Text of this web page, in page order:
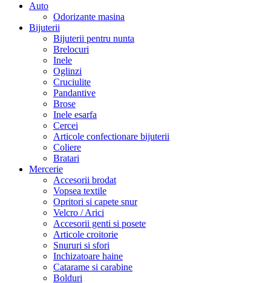
Auto
Odorizante masina
Bijuterii
Bijuterii pentru nunta
Brelocuri
Inele
Oglinzi
Cruciulite
Pandantive
Brose
Inele esarfa
Cercei
Articole confectionare bijuterii
Coliere
Bratari
Mercerie
Accesorii brodat
Vopsea textile
Opritori si capete snur
Velcro / Arici
Accesorii genti si posete
Articole croitorie
Snururi si sfori
Inchizatoare haine
Catarame si carabine
Bolduri